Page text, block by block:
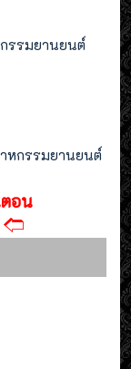
รรมยานยนต์
หกรรมยานยนต์
อน
🢢